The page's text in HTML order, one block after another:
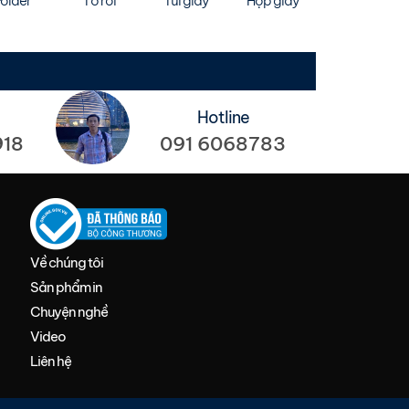
Hotline
091 6068783
Về chúng tôi
Sản phẩm in
Chuyện nghề
Video
Liên hệ